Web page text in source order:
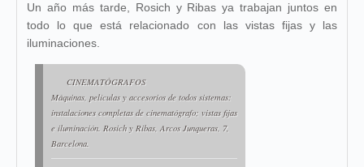
Un año más tarde, Rosich y Ribas ya trabajan juntos en
todo lo que está relacionado con las vistas fijas y las
iluminaciones.
CINEMATÓGRAFOS
Máquinas, películas y accesorios de todos sistemas:
instalaciones completas de cinematógrafo; vistas fijas
e iluminación. Rosich y Ribas, Arcos Junqueras, 7,
Barcelona.